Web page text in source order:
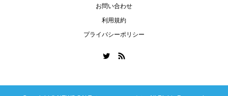
お問い合わせ
利用規約
プライバシーポリシー